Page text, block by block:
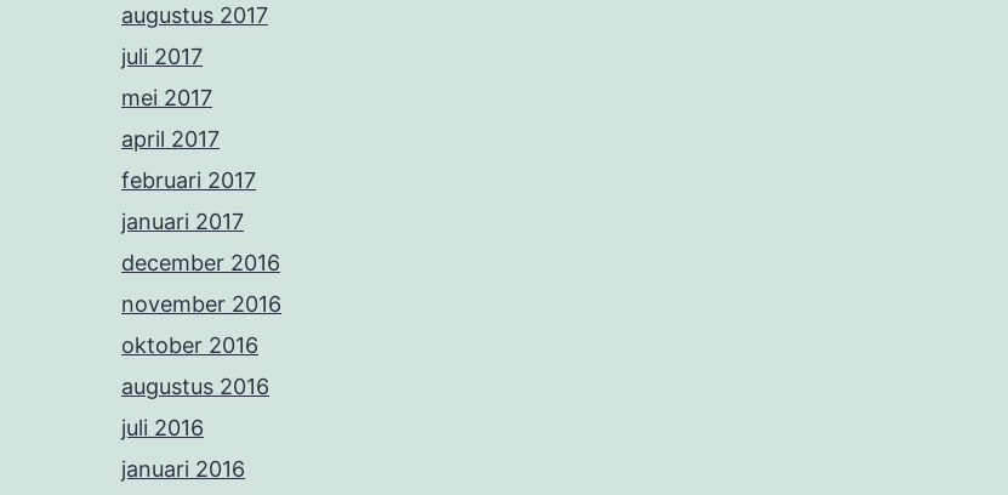
augustus 2017
juli 2017
mei 2017
april 2017
februari 2017
januari 2017
december 2016
november 2016
oktober 2016
augustus 2016
juli 2016
januari 2016